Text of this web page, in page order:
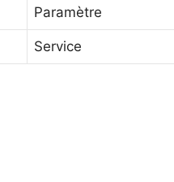
Paramètre
Service